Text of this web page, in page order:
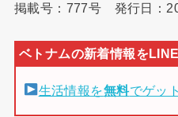
掲載号：777号 発行日：
生活情報を無料でゲッ